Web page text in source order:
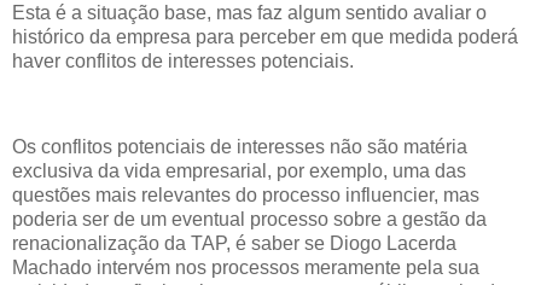
Esta é a situação base, mas faz algum sentido avaliar o
histórico da empresa para perceber em que medida poderá
haver conflitos de interesses potenciais.
Os conflitos potenciais de interesses não são matéria
exclusiva da vida empresarial, por exemplo, uma das
questões mais relevantes do processo influencier, mas
poderia ser de um eventual processo sobre a gestão da
renacionalização da TAP, é saber se Diogo Lacerda
Machado intervém nos processos meramente pela sua